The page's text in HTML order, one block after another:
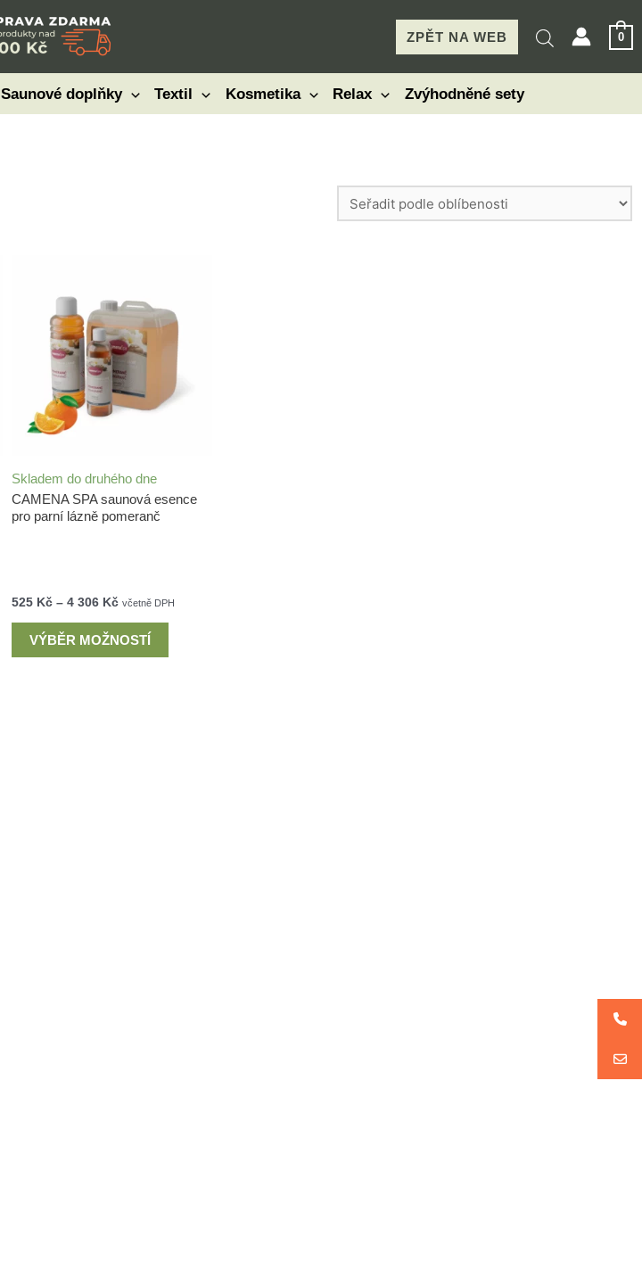
ZPĚT NA WEB 0
Saunové doplňky Textil Kosmetika Relax Zvýhodněné sety
Skladem do druhého dne
CAMENA SPA saunová esence
pro parní lázně pomeranč
525 Kč– 4 306 Kč včetně DPH
VÝBĚR MOŽNOSTÍ